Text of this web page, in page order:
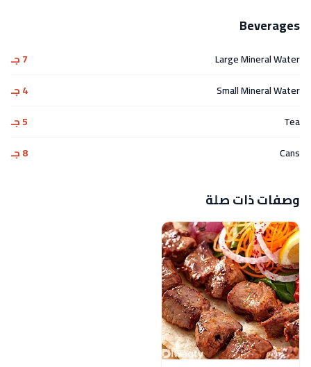
Beverages
Large Mineral Water
7 جـ
Small Mineral Water
4 جـ
Tea
5 جـ
Cans
8 جـ
وصفات ذات صلة